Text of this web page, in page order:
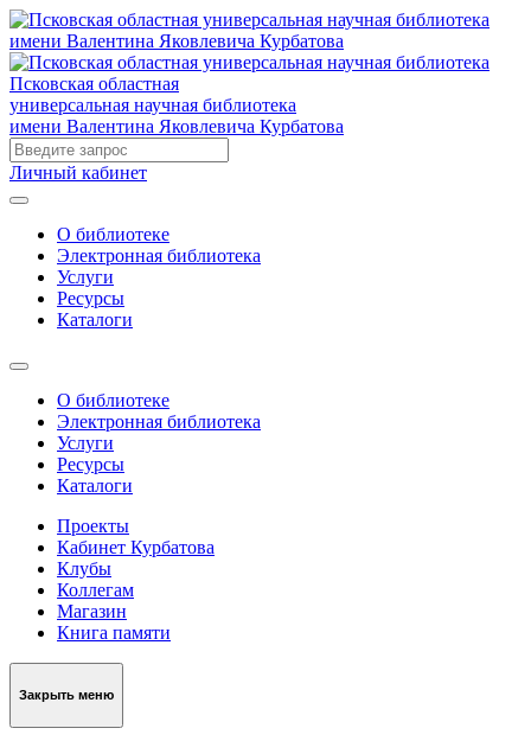
Псковская областная
универсальная научная библиотека
имени Валентина Яковлевича Курбатова
Личный кабинет
О библиотеке
Электронная библиотека
Услуги
Ресурсы
Каталоги
О библиотеке
Электронная библиотека
Услуги
Ресурсы
Каталоги
Проекты
Кабинет Курбатова
Клубы
Коллегам
Магазин
Книга памяти
Закрыть меню